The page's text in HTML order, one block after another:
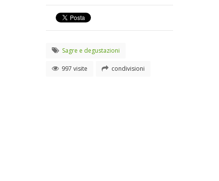
Sagre e degustazioni
997 visite condivisioni